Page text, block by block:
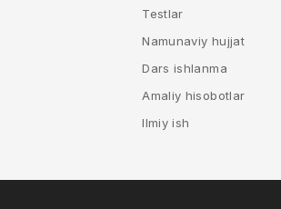
Testlar
Namunaviy hujjat
Dars ishlanma
Amaliy hisobotlar
Ilmiy ish